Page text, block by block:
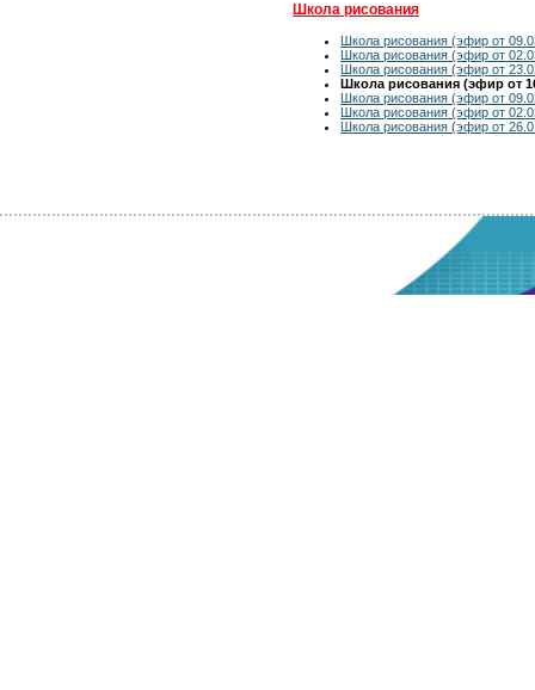
Школа рисования
Школа рисования (эфир от
Школа рисования (эфир от
Школа рисования (эфир от
Школа рисования (эфир от
Школа рисования (эфир от
Школа рисования (эфир от
Школа рисования (эфир от